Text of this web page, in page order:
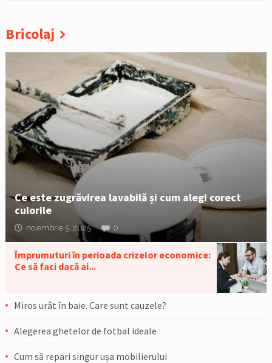
Bricolaj
Ce este zugrăvirea lavabilă și cum alegi corect
culorile
noiembrie 5, 2025 0
Împrumuturi în perioada crizelor economice:
Ce să faci dacă ai...
Miros urât în baie. Care sunt cauzele?
Alegerea ghetelor de fotbal ideale
Cum să repari singur ușa mobilierului